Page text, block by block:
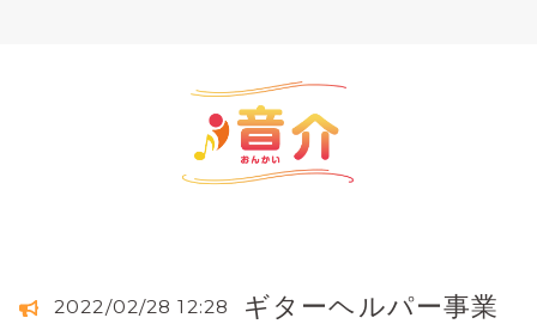
2022/02/28 12:28 ギターヘルパー事業